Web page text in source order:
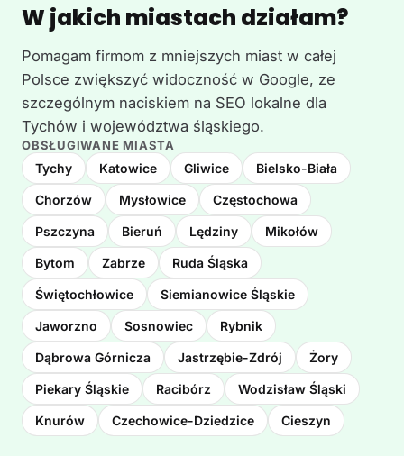
W jakich miastach działam?
Pomagam firmom z mniejszych miast w całej
Polsce zwiększyć widoczność w Google, ze
szczególnym naciskiem na SEO lokalne dla
Tychów i województwa śląskiego.
OBSŁUGIWANE MIASTA
Tychy Katowice Gliwice Bielsko-Biała
Chorzów Mysłowice Częstochowa
Pszczyna Bieruń Lędziny Mikołów
Bytom Zabrze Ruda Śląska
Świętochłowice Siemianowice Śląskie
Jaworzno Sosnowiec Rybnik
Dąbrowa Górnicza Jastrzębie-Zdrój Żory
Piekary Śląskie Racibórz Wodzisław Śląski
Knurów Czechowice-Dziedzice Cieszyn